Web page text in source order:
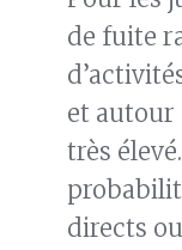
de fuite
et autour
très
directs